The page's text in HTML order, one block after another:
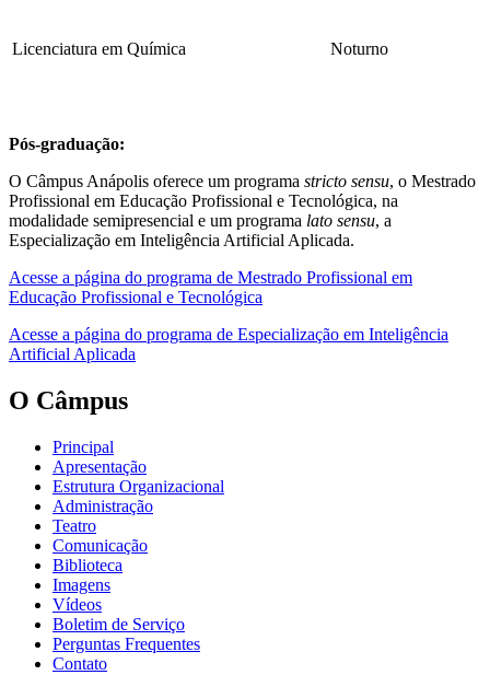
Licenciatura em Química Noturno
Pós-graduação:
O Câmpus Anápolis oferece um programa stricto sensu, o Mestrado
Profissional em Educação Profissional e Tecnológica, na
modalidade semipresencial e um programa lato sensu, a
Especialização em Inteligência Artificial Aplicada.
Acesse a página do programa de Mestrado Profissional em
Educação Profissional e Tecnológica
Acesse a página do programa de Especialização em Inteligência
Artificial Aplicada
O Câmpus
Principal
Apresentação
Estrutura Organizacional
Administração
Teatro
Comunicação
Biblioteca
Imagens
Vídeos
Boletim de Serviço
Perguntas Frequentes
Contato